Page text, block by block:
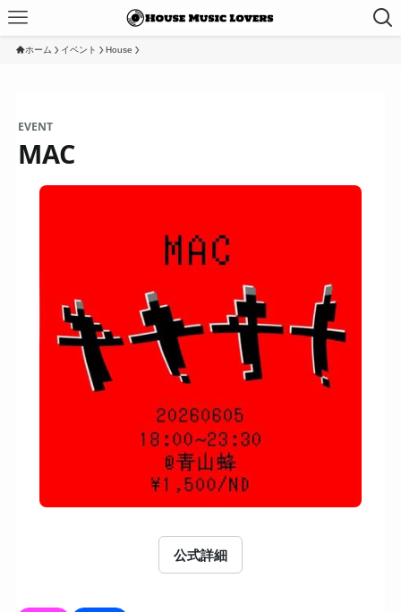
ホーム イベント House
EVENT
MAC
公式詳細